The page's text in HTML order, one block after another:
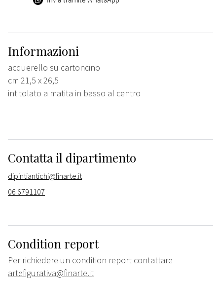
Informazioni
acquerello su cartoncino
cm 21,5 x 26,5
intitolato a matita in basso al centro
Contatta il dipartimento
dipintiantichi@finarte.it
06 6791107
Condition report
Per richiedere un condition report contattare
artefigurativa@finarte.it